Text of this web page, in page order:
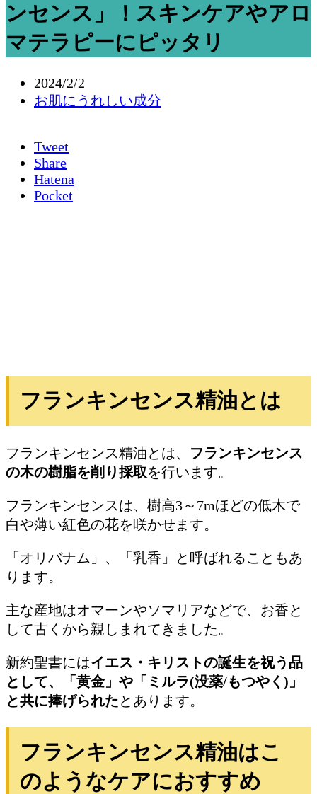
ンセンス」！スキンケアやアロ
マテラピーにピッタリ
2024/2/2
お肌にうれしい成分
Tweet
Share
Hatena
Pocket
フランキンセンス精油とは
フランキンセンス精油とは、 フランキンセンス
の木の樹脂を削り採取を行います。
フランキンセンスは、樹高3～7mほどの低木で
白や薄い紅色の花を咲かせます。
「オリバナム」、「乳香」と呼ばれることもあ
ります。
主な産地はオマーンやソマリアなどで、お香と
して古くから親しまれてきました。
新約聖書にはイエス・キリストの誕生を祝う品
として、「黄金」や「ミルラ(没薬/もつやく)」
と共に捧げられたとあります。
フランキンセンス精油はこ
のようなケアにおすすめ